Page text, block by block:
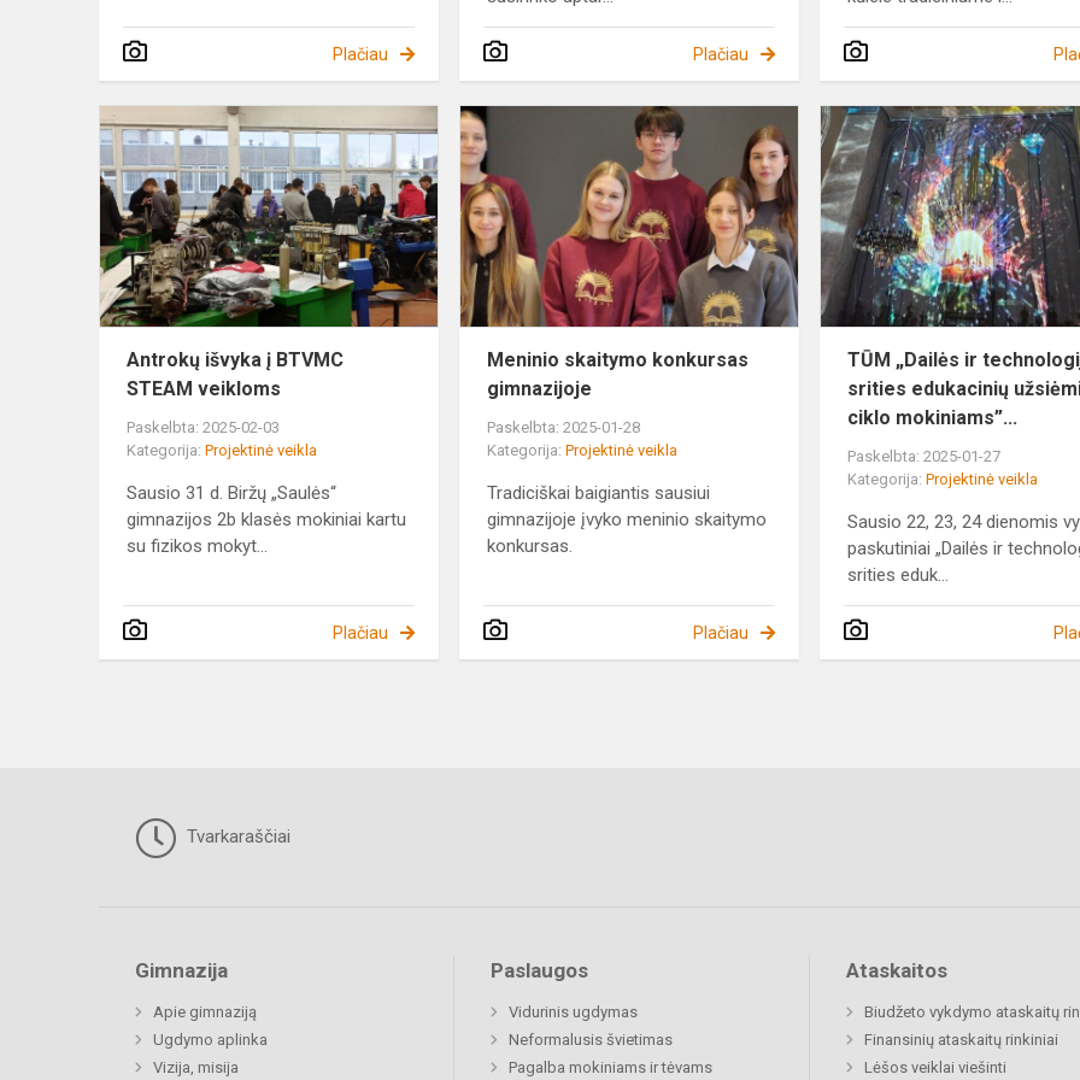
Plačiau Plačiau
Antrokų
išvyka
į
BTVMC
STEAM
veikloms
Antrokų išvyka į BTVMC
STEAM veikloms
Paskelbta: 2025-02-03
Kategorija: Projektinė veikla
Sausio 31 d. Biržų „Saulės“
gimnazijos 2b klasės mokiniai kartu
su fizikos mokyt...
Plačiau
Meninio
skaitymo
konkursas
gimnazijoje
Meninio skaitymo konkursas
gimnazijoje
Paskelbta: 2025-01-28
Kategorija:Projektinė veikla
Tradiciškai baigiantis sausiui
gimnazijoje įvyko meninio skaitymo
konkursas.
Plačiau
TŪM „Dailės ir
srities edukacinių
ciklo mokiniams”...
Paskelbta: 2025-01-27
Kategorija:Projektinė veikla
Sausio 22, 23, 24 dienomis
paskutiniai „Dailės ir
srities eduk...
Tvarkaraščiai
Gimnazija
Apie gimnaziją
Ugdymo aplinka
Vizija, misija
Paslaugos
Vidurinis ugdymas
Neformalusis švietimas
Pagalba mokiniams ir tėvams
Ataskaitos
Biudžeto vykdymo ataskaitų
Finansinių ataskaitų rinkiniai
Lėšos veiklai viešinti